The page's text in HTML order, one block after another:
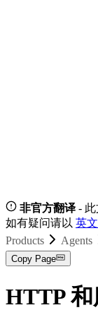
非官方翻译 -
如有疑问请以 英
Products
Agents
Copy Page
HTTP